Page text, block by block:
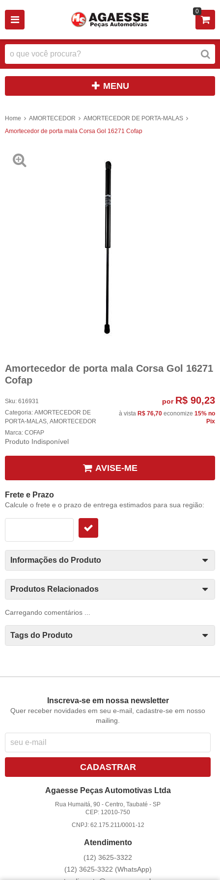
0
MENU
Home AMORTECEDOR
AMORTECEDOR DE PORTA-MALAS
Amortecedor de porta mala Corsa Gol 16271 Cofap
Amortecedor de porta mala Corsa Gol 16271
Cofap
Sku: 616931
Categoria: AMORTECEDOR DE
PORTA-MALAS, AMORTECEDOR
Marca: COFAP
Produto Indisponível
por R$ 90,23
à vista R$ 76,70 economize 15% no
Pix
AVISE-ME
Frete e Prazo
Calcule o frete e o prazo de entrega estimados para sua região:
Informações do Produto
Produtos Relacionados
Carregando comentários ...
Tags do Produto
Inscreva-se em nossa newsletter
Quer receber novidades em seu e-mail, cadastre-se em nosso
mailing.
CADASTRAR
Agaesse Peças Automotivas Ltda
Rua Humaitá, 90 -Centro, Taubaté -SP
CEP: 12010-750
CNPJ: 62.175.211/0001-12
Atendimento
(12) 3625-3322
(12) 3625-3322 (WhatsApp)